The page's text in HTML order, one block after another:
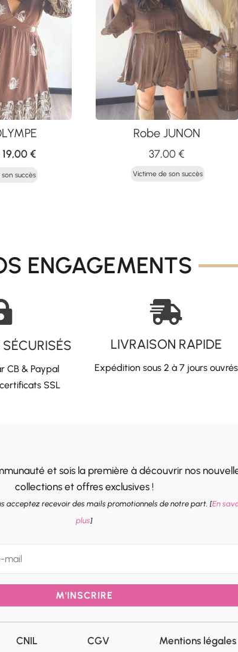
Le
19,00€Le
succès
Robe JUNON
37,00€
Victime de son succès
ENGAGEMENTS
CB & Paypal
SSL

LIVRAISON RAPIDE
Expédition sous 2 à 7 jours ouvrés
et sois la première à découvrir nos
collections et offres exclusives !
acceptez recevoir des mails promotionnels de notre part. [En
plus]
M'INSCRIRE
CNIL CGV Mentions légales